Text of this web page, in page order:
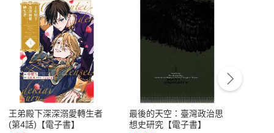
性
客服資訊
服務時間：週一到週五 10:00-12:00、
13:00-17:00 (國定假日及例假日休息)
客服電話：0080-1857077
王弟殿下深深溺愛轉生者
(第4話)【電子書】
最後的天空：臺灣政治思
想史研究【電子書】